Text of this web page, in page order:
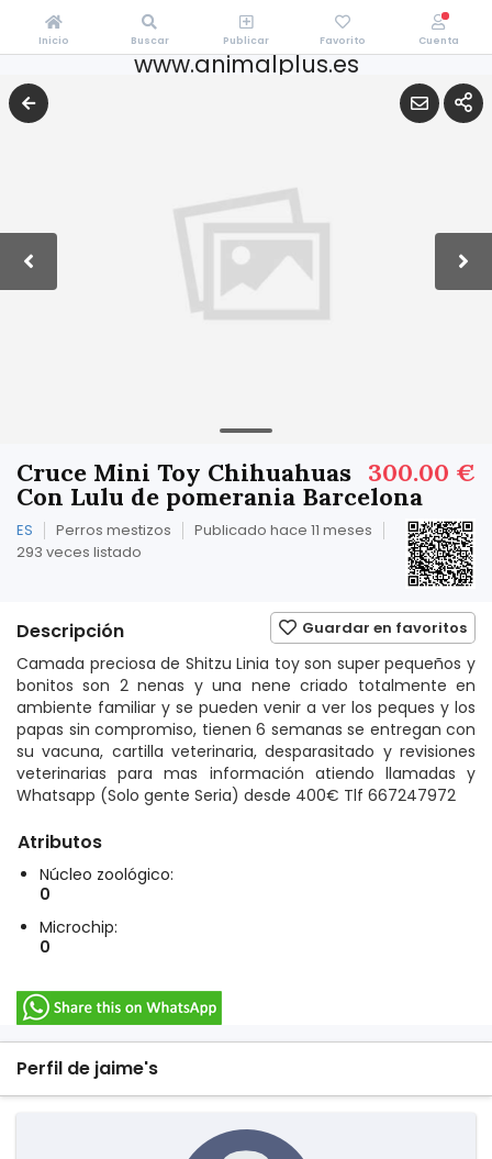
www.animalplus.es
300.00 €
Cruce Mini Toy Chihuahuas
Con Lulu de pomerania Barcelona
ES Perros mestizos
Publicado hace 11 meses
293 veces listado
Guardar en favoritos
Descripción
Camada preciosa de Shitzu Linia toy son super pequeños y
bonitos son 2 nenas y una nene criado totalmente en
ambiente familiar y se pueden venir a ver los peques y los
papas sin compromiso, tienen 6 semanas se entregan con
su vacuna, cartilla veterinaria, desparasitado y revisiones
veterinarias para mas información atiendo llamadas y
Whatsapp (Solo gente Seria) desde 400€ Tlf 667247972
Atributos
Núcleo zoológico:
0
Microchip:
0
Perfil de jaime's
Inicio Buscar Publicar Favorito Cuenta